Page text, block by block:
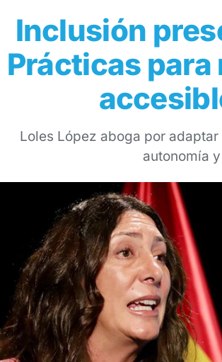
Inclusión
Prácticas
Loles López aboga por
autonomía